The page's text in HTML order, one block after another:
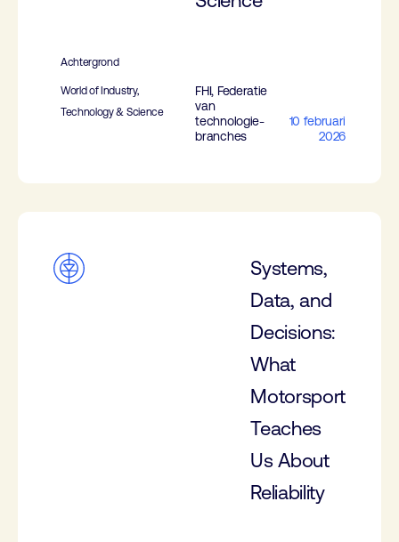
Achtergrond
World of Industry,
Technology & Science
FHI, Federatie
van
technologie-
branches
10 februari
2026
Systems,
Data, and
Decisions:
What
Motorsport
Teaches
Us About
Reliability